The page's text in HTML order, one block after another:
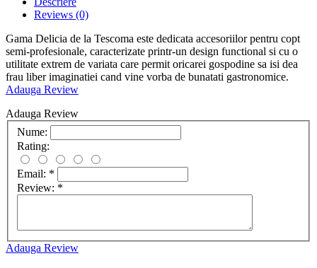
Reviews (0)
Gama Delicia de la Tescoma este dedicata accesoriilor pentru copt
semi-profesionale, caracterizate printr-un design functional si cu o
utilitate extrem de variata care permit oricarei gospodine sa isi dea
frau liber imaginatiei cand vine vorba de bunatati gastronomice.
Adauga Review
Adauga Review
Nume:
Rating:
Email: *
Review: *
Adauga Review